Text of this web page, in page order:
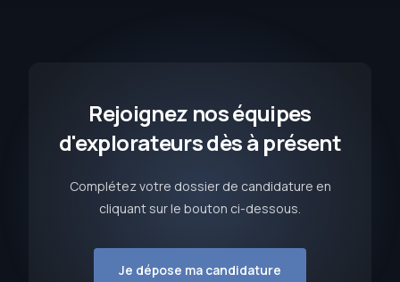
Rejoignez nos équipes
d'explorateurs dès à présent
Complétez votre dossier de candidature en
cliquant sur le bouton ci-dessous.
Je dépose ma candidature